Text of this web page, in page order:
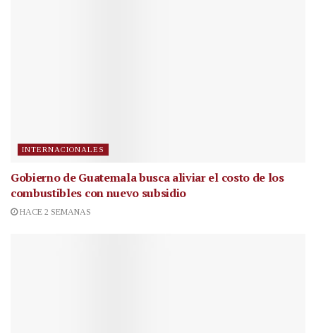
INTERNACIONALES
Gobierno de Guatemala busca aliviar el costo de los
combustibles con nuevo subsidio
HACE 2 SEMANAS